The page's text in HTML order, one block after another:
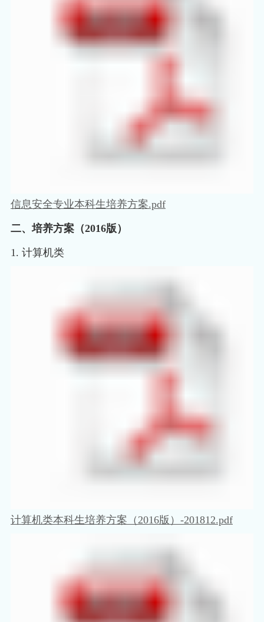
信息安全专业本科生培养方案.pdf
二、培养方案（2016版）
1. 计算机类
计算机类本科生培养方案（2016版）-201812.pdf